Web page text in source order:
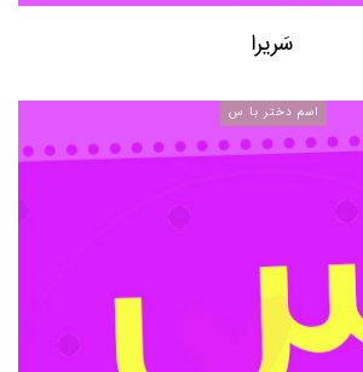
سَریرا
اسم دختر با س